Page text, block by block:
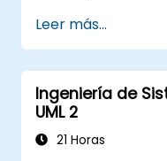
requisitos.
Aprovechar
de requisitos
Estructurar
comunicarse
arquitectos y
Leer más...
Ingeniería de
UML 2
21 Horas